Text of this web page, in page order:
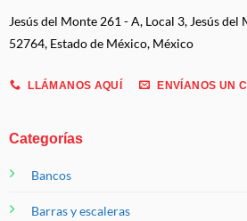
Jesús del Monte 261 - A, Local 3, Jesús
52764, Estado de México, México
LLÁMANOS AQUÍ ENVÍANOS UN
Categorías
Bancos
Barras y escaleras